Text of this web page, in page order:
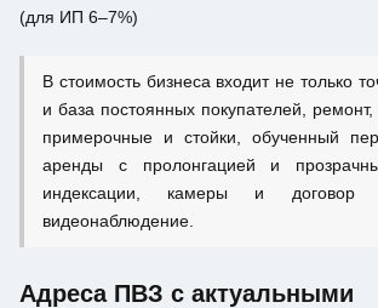
(для ИП 6–7%)
В стоимость бизнеса входит не только
и база постоянных покупателей,
примерочные и стойки, обученный
аренды с пролонгацией и
индексации, камеры и договор
видеонаблюдение.
Адреса ПВЗ с актуальными